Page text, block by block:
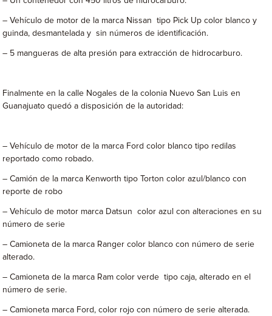
– Vehículo de motor de la marca Nissan tipo Pick Up color blanco y
guinda, desmantelada y sin números de identificación.
– 5 mangueras de alta presión para extracción de hidrocarburo.
Finalmente en la calle Nogales de la colonia Nuevo San Luis en
Guanajuato quedó a disposición de la autoridad:
– Vehículo de motor de la marca Ford color blanco tipo redilas
reportado como robado.
– Camión de la marca Kenworth tipo Torton color azul/blanco con
reporte de robo
– Vehículo de motor marca Datsun color azul con alteraciones en su
número de serie
– Camioneta de la marca Ranger color blanco con número de serie
alterado.
– Camioneta de la marca Ram color verde tipo caja, alterado en el
número de serie.
– Camioneta marca Ford, color rojo con número de serie alterada.